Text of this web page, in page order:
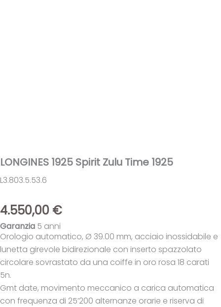
LONGINES 1925 Spirit Zulu Time 1925
L3.803.5.53.6
4.550,00 €
Garanzia 5 anni
Orologio automatico, Ø 39.00 mm, acciaio inossidabile e
lunetta girevole bidirezionale con inserto spazzolato
circolare sovrastato da una coiffe in oro rosa 18 carati
5n.
Gmt date, movimento meccanico a carica automatica
con frequenza di 25’200 alternanze orarie e riserva di